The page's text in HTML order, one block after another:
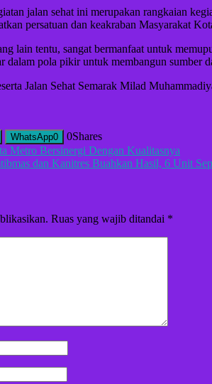
jalan sehat ini merupakan rangkaian
persatuan dan keakraban Masyarakat
lain tentu, sangat bermanfaat untuk
dalam pola pikir untuk membangun
Jalan Sehat Semarak Milad
WhatsApp0 0Shares
Metro Bersinergi Dengan Kualitasnya
dan Kanitres Buahkan Hasil, 6 Unit
Ruas yang wajib ditandai *